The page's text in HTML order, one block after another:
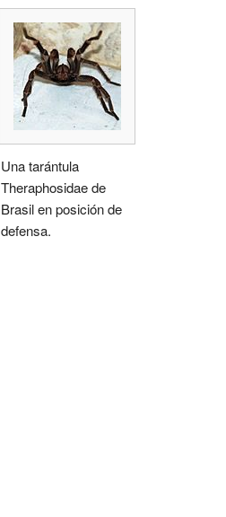
Una tarántula
Theraphosidae de
Brasil en posición de
defensa.